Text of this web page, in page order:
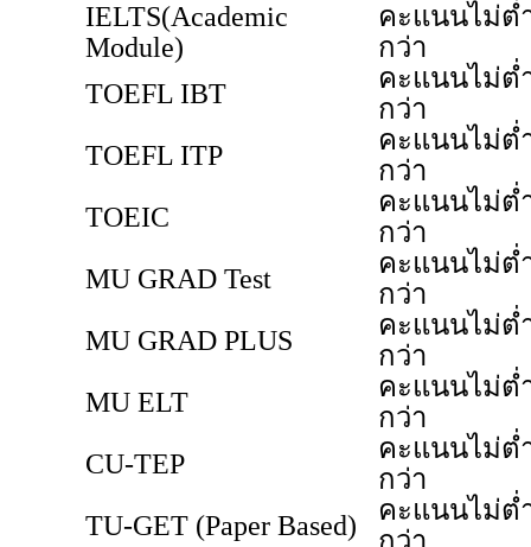
IELTS(Academic
Module)
คะแนนไม่ต่
กว่า
TOEFL IBT
คะแนนไม่ต่
กว่า
TOEFL ITP
คะแนนไม่ต่
กว่า
TOEIC
คะแนนไม่ต่
กว่า
MU GRAD Test
คะแนนไม่ต่
กว่า
MU GRAD PLUS
คะแนนไม่ต่
กว่า
MU ELT
คะแนนไม่ต่
กว่า
CU-TEP
คะแนนไม่ต่
กว่า
TU-GET (Paper Based)
คะแนนไม่ต่